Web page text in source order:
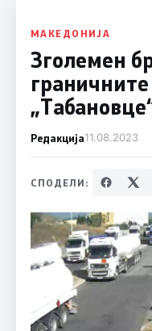
целина
МАКЕДОНИЈА
Зголемен
Редакција11.08.2023
СПОДЕЛИ: